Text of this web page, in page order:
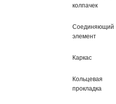
колпачек
Соединяющий
элемент
Каркас
Кольцевая
прокладка